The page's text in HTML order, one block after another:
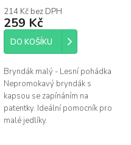
214 Kč bez DPH
259 Kč
DO KOŠÍKU
Bryndák malý - Lesní pohádka
Nepromokavý bryndák s
kapsou se zapínáním na
patentky. Ideální pomocník pro
malé jedlíky.